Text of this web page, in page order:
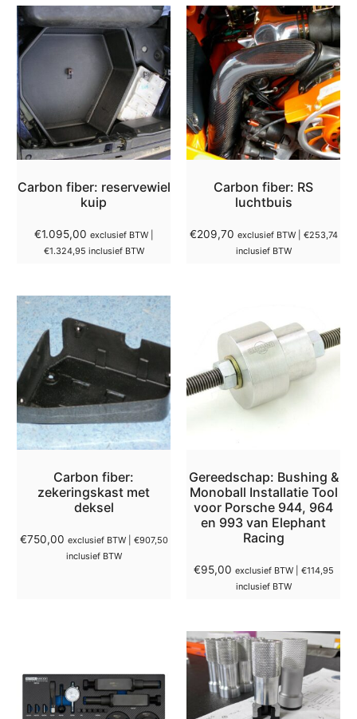
Carbon fiber: reservewiel
kuip
€1.095,00 exclusief BTW |
€1.324,95 inclusief BTW
Carbon fiber: RS
luchtbuis
€209,70 exclusief BTW | €253,74
inclusief BTW
Carbon fiber:
zekeringskast met
deksel
€750,00 exclusief BTW | €907,50
inclusief BTW
Gereedschap: Bushing &
Monoball Installatie Tool
voor Porsche 944, 964
en 993 van Elephant
Racing
€95,00 exclusief BTW | €114,95
inclusief BTW